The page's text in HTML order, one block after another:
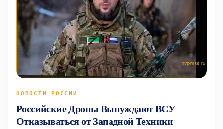
НОВОСТИ РОССИИ
Российские Дроны Вынуждают ВСУ
Отказываться от Западной Техники